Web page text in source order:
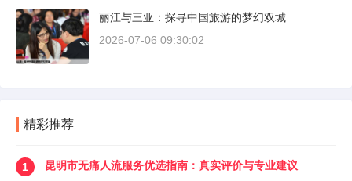
丽江与三亚：探寻中国旅游的梦幻双城
2026-07-06 09:30:02
精彩推荐
1
昆明市无痛人流服务优选指南：真实评价与专业建议